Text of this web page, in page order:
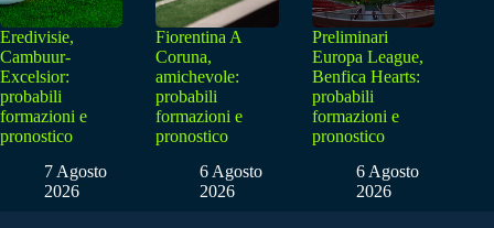
Eredivisie,
Cambuur-
Excelsior:
probabili
formazioni e
pronostico
7 Agosto
2026
Fiorentina A
Coruna,
amichevole:
probabili
formazioni e
pronostico
6 Agosto
2026
Preliminari
Europa League,
Benfica Hearts:
probabili
formazioni e
pronostico
6 Agosto
2026